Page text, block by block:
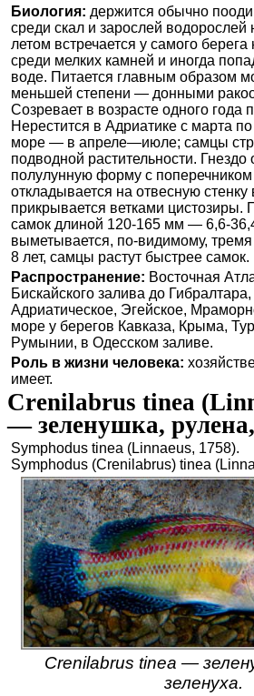
Биология: держится обычно
среди скал и зарослей водорослей
летом встречается у самого
среди мелких камней и иногда
воде. Питается главным образом
меньшей степени — донными
Созревает в возрасте одного года
Нерестится в Адриатике с марта
море — в апреле—июле; самцы
подводной растительности.
полулунную форму с поперечником
откладывается на отвесную стенку
прикрывается ветками цистозиры.
самок длиной 120-165 мм — 6,6-
выметывается, по-видимому,
8 лет, самцы растут быстрее самок.
Распространение: Восточная
Бискайского залива до
Адриатическое, Эгейское,
море у берегов Кавказа, Крыма,
Румынии, в Одесском заливе.
Роль в жизни человека:
имеет.
Crenilabrus tinea
— зеленушка, рулена,
Symphodus tinea (Linnaeus, 1758).
Symphodus (Crenilabrus) tinea
Crenilabrus tinea —
зеленуха.